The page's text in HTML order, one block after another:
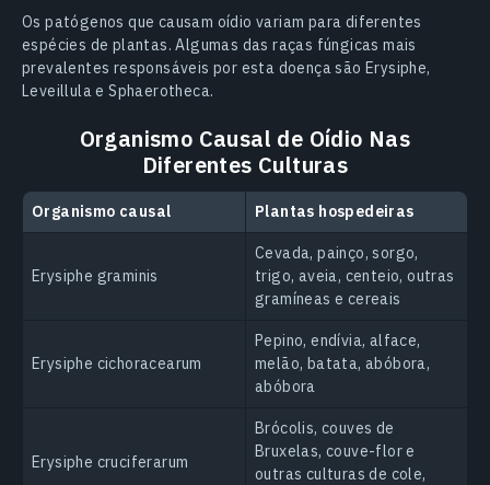
Os patógenos que causam oídio variam para diferentes
espécies de plantas. Algumas das raças fúngicas mais
prevalentes responsáveis por esta doença são Erysiphe,
Leveillula e Sphaerotheca.
Organismo Causal de Oídio Nas
Diferentes Culturas
Organismo causal Plantas hospedeiras
Erysiphe graminis
Cevada, painço, sorgo,
trigo, aveia, centeio, outras
gramíneas e cereais
Erysiphe cichoracearum
Pepino, endívia, alface,
melão, batata, abóbora,
abóbora
Erysiphe cruciferarum
Brócolis, couves de
Bruxelas, couve-flor e
outras culturas de cole,